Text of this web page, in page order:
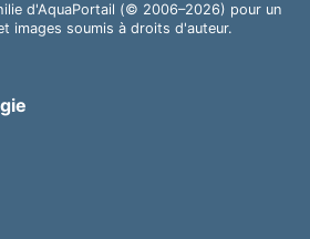
d'AquaPortail (© 2006–2026) pour un
images soumis à droits d'auteur.